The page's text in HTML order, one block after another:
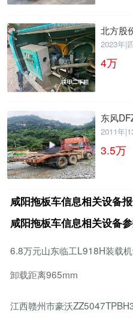
北方股
2023年|
4万
东风
2011年|
3.5万
咸阳拖板车信息相关设备
咸阳拖板车信息相关设备
6.8万元山东临工L918H装载
卸载距离965mm
江西赣州市豪沃